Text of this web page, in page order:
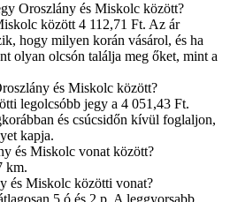
Oroszlány és Miskolc között?
között 4 112,71 Ft. Az ár
hogy milyen korán vásárol, és ha
olyan olcsón találja meg őket, mint a
és Miskolc között?
legolcsóbb jegy a 4 051,43 Ft.
és csúcsidőn kívül foglaljon,
kapja.
és Miskolc vonat között?
km.
és Miskolc közötti vonat?